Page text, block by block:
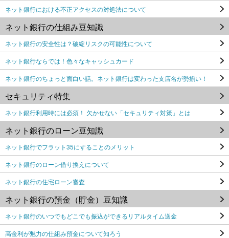
ネット銀行における不正アクセスの対処法について
ネット銀行の仕組み豆知識
ネット銀行の安全性は？破綻リスクの可能性について
ネット銀行ならでは！色々なキャッシュカード
ネット銀行のちょっと面白い話。ネット銀行は変わった支店名が勢揃い！
セキュリティ特集
ネット銀行利用時には必須！ 欠かせない「セキュリティ対策」とは
ネット銀行のローン豆知識
ネット銀行でフラット35にすることのメリット
ネット銀行のローン借り換えについて
ネット銀行の住宅ローン審査
ネット銀行の預金（貯金）豆知識
ネット銀行のいつでもどこでも振込ができるリアルタイム送金
高金利が魅力の仕組み預金について知ろう